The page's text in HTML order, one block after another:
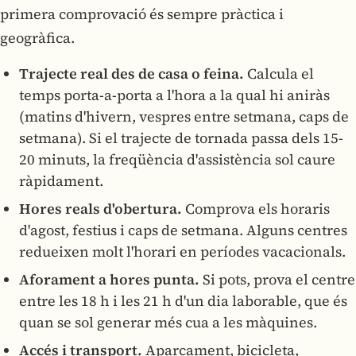
primera comprovació és sempre pràctica i
geogràfica.
Trajecte real des de casa o feina. Calcula el
temps porta-a-porta a l'hora a la qual hi aniràs
(matins d'hivern, vespres entre setmana, caps de
setmana). Si el trajecte de tornada passa dels 15-
20 minuts, la freqüència d'assistència sol caure
ràpidament.
Hores reals d'obertura. Comprova els horaris
d'agost, festius i caps de setmana. Alguns centres
redueixen molt l'horari en períodes vacacionals.
Aforament a hores punta. Si pots, prova el centre
entre les 18 h i les 21 h d'un dia laborable, que és
quan se sol generar més cua a les màquines.
Accés i transport. Aparcament, bicicleta,